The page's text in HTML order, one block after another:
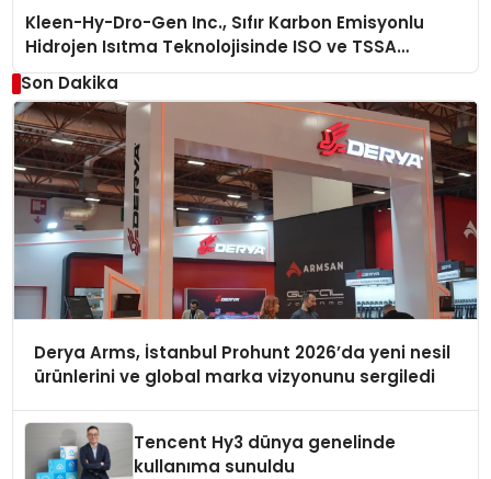
Kleen-Hy-Dro-Gen Inc., Sıfır Karbon Emisyonlu
Hidrojen Isıtma Teknolojisinde ISO ve TSSA
Düzenleyici Onaylarını Aldı
Son Dakika
Derya Arms, İstanbul Prohunt 2026’da yeni nesil
ürünlerini ve global marka vizyonunu sergiledi
Tencent Hy3 dünya genelinde
kullanıma sunuldu